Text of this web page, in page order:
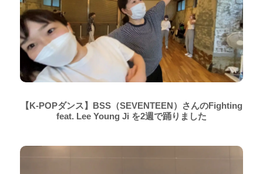
【K-POPダンス】BSS（SEVENTEEN）さんのFighting
feat. Lee Young Ji を2週で踊りました